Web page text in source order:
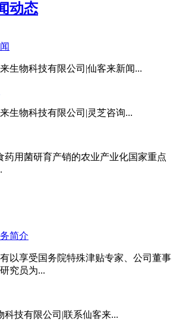
动态
生物科技有限公司|仙客来新闻...
生物科技有限公司|灵芝咨询...
药用菌研育产销的农业产业化国家重点
简介
以享受国务院特殊津贴专家、公司董事
究员为...
科技有限公司|联系仙客来...